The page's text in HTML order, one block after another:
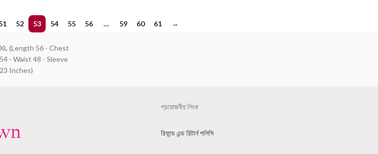
52 53 54 55 56 … 59 60 61 →
XL (Length 56 - Chest
54 - Waist 48 - Sleeve
23 Inches)
প্রয়োজনীয় লিংক
রিফান্ড এন্ড রিটার্ন পলিসি